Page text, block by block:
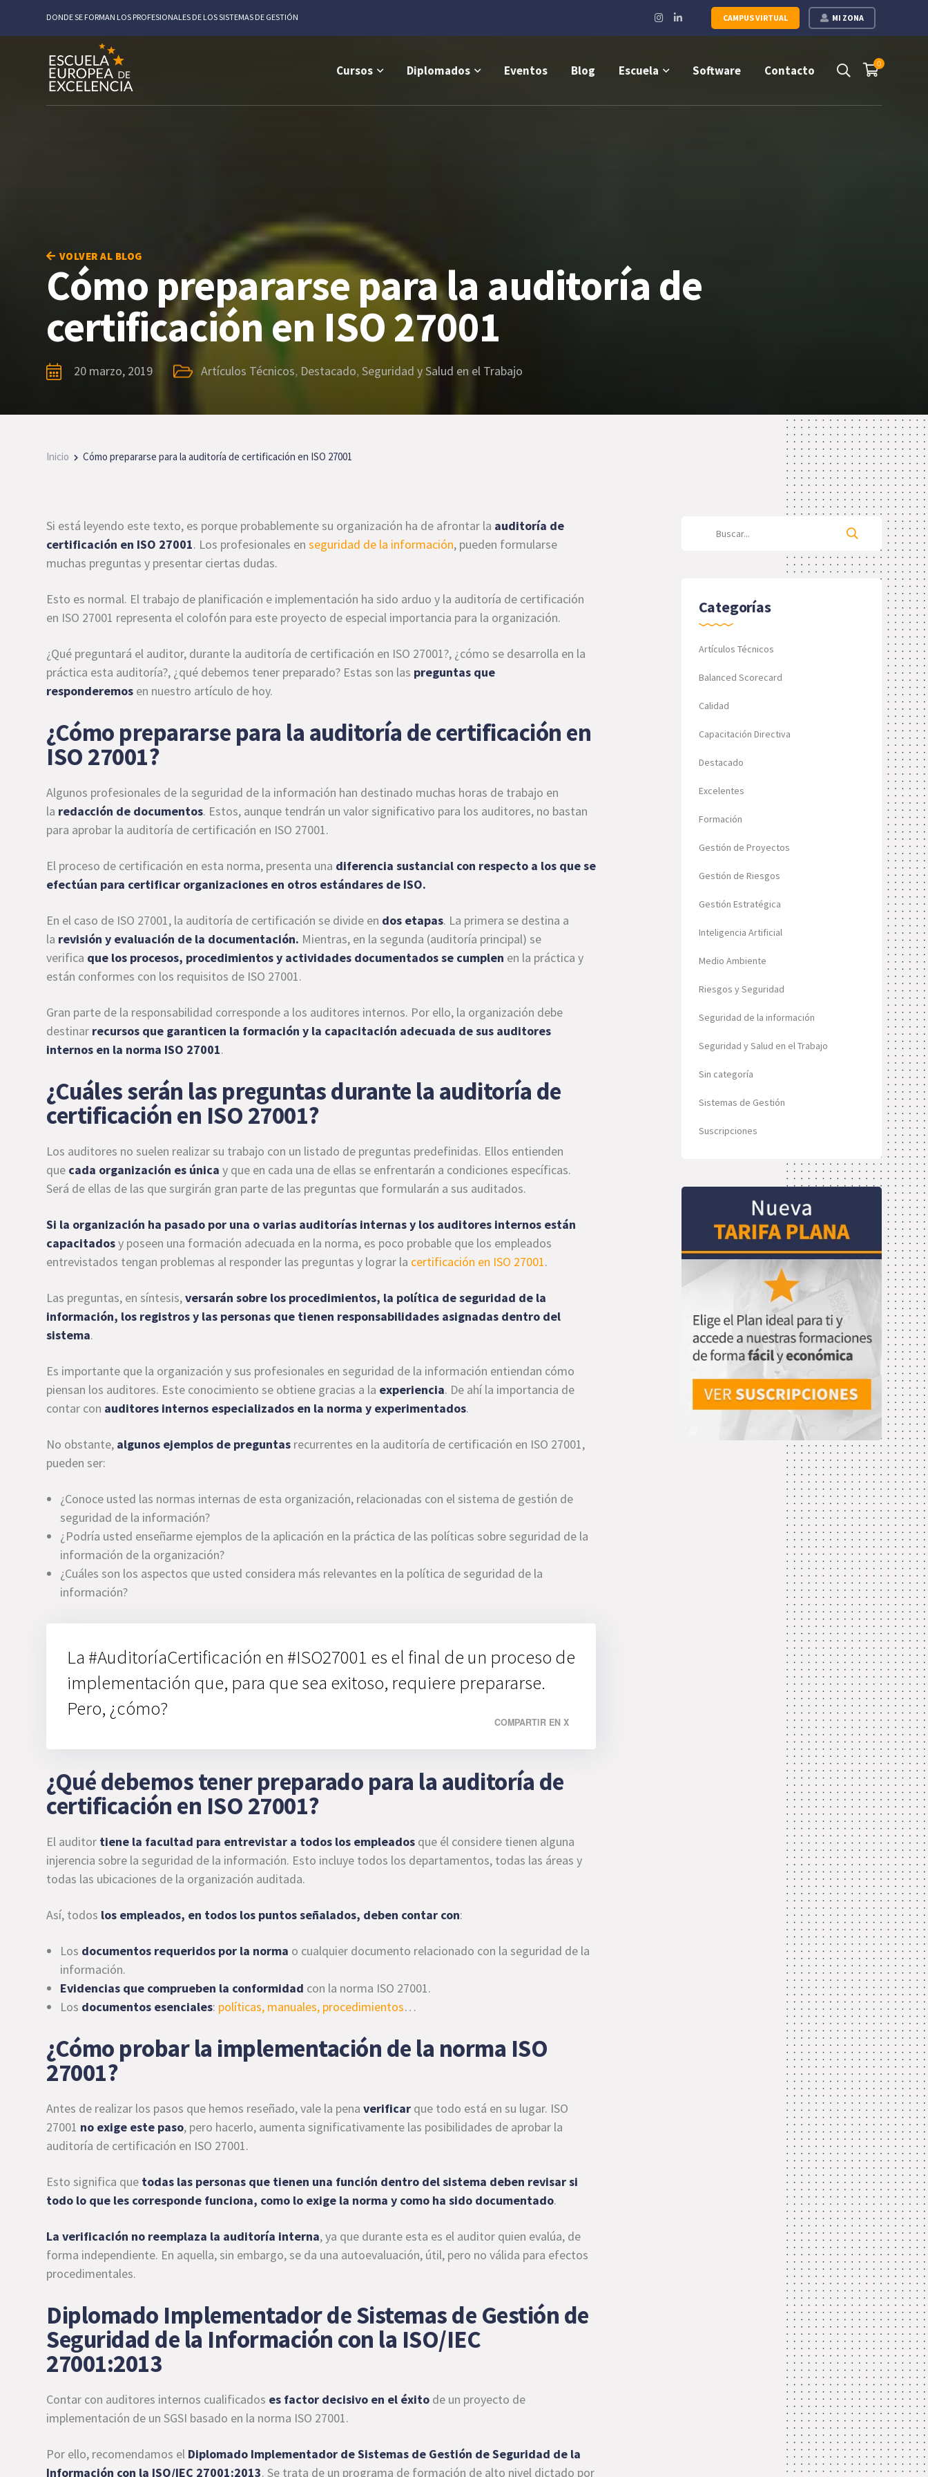
MI ZONA
CAMPUS VIRTUAL
DONDE SE FORMAN LOS PROFESIONALES DE LOS SISTEMAS DE GESTIÓN
Instagram
Profile
LinkedIn
Profile
0
Cursos Diplomados Eventos Blog Escuela Software Contacto
VOLVER AL BLOG
Cómo prepararse para la auditoría de
certificación en ISO 27001
20 marzo, 2019 Artículos Técnicos, Destacado,Seguridad y Salud en el Trabajo
Inicio Cómo prepararse para la auditoría de certificación en ISO 27001
Si está leyendo este texto, es porque probablemente su organización ha de afrontar la auditoría de
certificación en ISO 27001. Los profesionales enseguridad de la información, pueden formularse
muchas preguntas y presentar ciertas dudas.
Esto es normal. El trabajo de planificación e implementación ha sido arduo y la auditoría de certificación
en ISO 27001 representa el colofón para este proyecto de especial importancia para la organización.
¿Qué preguntará el auditor, durante la auditoría de certificación en ISO 27001?, ¿cómo se desarrolla en la
práctica esta auditoría?, ¿qué debemos tener preparado? Estas son las preguntas que
responderemos en nuestro artículo de hoy.
¿Cómo prepararse para la auditoría de certificación en
ISO 27001?
Algunos profesionales de la seguridad de la información han destinado muchas horas de trabajo en
la redacción de documentos. Estos, aunque tendrán un valor significativo para los auditores, no bastan
para aprobar la auditoría de certificación en ISO 27001.
El proceso de certificación en esta norma, presenta una diferencia sustancial con respecto a los que se
efectúan para certificar organizaciones en otros estándares de ISO.
En el caso de ISO 27001, la auditoría de certificación se divide en dos etapas. La primera se destina a
la revisión y evaluación de la documentación. Mientras, en la segunda (auditoría principal) se
verifica que los procesos, procedimientos y actividades documentados se cumplen en la práctica y
están conformes con los requisitos de ISO 27001.
Gran parte de la responsabilidad corresponde a los auditores internos. Por ello, la organización debe
destinar recursos que garanticen la formación y la capacitación adecuada de sus auditores
internos en la norma ISO 27001.
¿Cuáles serán las preguntas durante la auditoría de
certificación en ISO 27001?
Los auditores no suelen realizar su trabajo con un listado de preguntas predefinidas. Ellos entienden
que cada organización es únicay que en cada una de ellas se enfrentarán a condiciones específicas.
Será de ellas de las que surgirán gran parte de las preguntas que formularán a sus auditados.
Si la organización ha pasado por una o varias auditorías internas y los auditores internos están
capacitadosy poseen una formación adecuada en la norma, es poco probable que los empleados
entrevistados tengan problemas al responder las preguntas y lograr la certificación en ISO 27001.
Las preguntas, en síntesis,versarán sobre los procedimientos, la política de seguridad de la
información, los registros y las personas que tienen responsabilidades asignadas dentro del
sistema.
Es importante que la organización y sus profesionales en seguridad de la información entiendan cómo
piensan los auditores. Este conocimiento se obtiene gracias a la experiencia. De ahí la importancia de
contar con auditores internos especializados en la norma y experimentados.
No obstante, algunos ejemplos de preguntas recurrentes en la auditoría de certificación en ISO 27001,
pueden ser:
¿Conoce usted las normas internas de esta organización, relacionadas con el sistema de gestión de
seguridad de la información?
¿Podría usted enseñarme ejemplos de la aplicación en la práctica de las políticas sobre seguridad de la
información de la organización?
¿Cuáles son los aspectos que usted considera más relevantes en la política de seguridad de la
información?
La #AuditoríaCertificación en #ISO27001 es el final de un proceso de
implementación que, para que sea exitoso, requiere prepararse.
Pero, ¿cómo?
COMPARTIR EN X
¿Qué debemos tener preparado para la auditoría de
certificación en ISO 27001?
El auditor tiene la facultad para entrevistar a todos los empleados que él considere tienen alguna
injerencia sobre la seguridad de la información. Esto incluye todos los departamentos, todas las áreas y
todas las ubicaciones de la organización auditada.
Así, todos los empleados, en todos los puntos señalados, deben contar con:
Los documentos requeridos por la norma o cualquier documento relacionado con la seguridad de la
información.
Evidencias que comprueben la conformidad con la norma ISO 27001.
Los documentos esenciales: políticas, manuales, procedimientos…
¿Cómo probar la implementación de la norma ISO
27001?
Antes de realizar los pasos que hemos reseñado, vale la penaverificar que todo está en su lugar. ISO
27001 no exige este paso, pero hacerlo, aumenta significativamente las posibilidades de aprobar la
auditoría de certificación en ISO 27001.
Esto significa que todas las personas que tienen una función dentro del sistema deben revisar si
todo lo que les corresponde funciona, como lo exige la norma y como ha sido documentado.
La verificación no reemplaza la auditoría interna, ya que durante esta es el auditor quien evalúa, de
forma independiente. En aquella, sin embargo, se da una autoevaluación, útil, pero no válida para efectos
procedimentales.
Diplomado Implementador de Sistemas de Gestión de
Seguridad de la Información con la ISO/IEC
27001:2013
Contar con auditores internos cualificados es factor decisivo en el éxito de un proyecto de
implementación de un SGSI basado en la norma ISO 27001.
Por ello, recomendamos el Diplomado Implementador de Sistemas de Gestión de Seguridad de la
Información con la ISO/IEC 27001:2013. Se trata de un programa de formación de alto nivel dictado por
Categorías
Artículos Técnicos
Balanced Scorecard
Calidad
Capacitación Directiva
Destacado
Excelentes
Formación
Gestión de Proyectos
Gestión de Riesgos
Gestión Estratégica
Inteligencia Artificial
Medio Ambiente
Riesgos y Seguridad
Seguridad de la información
Seguridad y Salud en el Trabajo
Sin categoría
Sistemas de Gestión
Suscripciones